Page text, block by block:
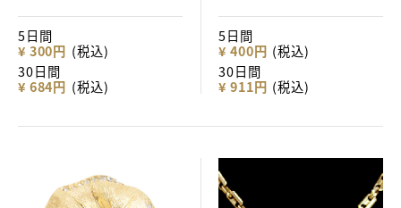
5日間
¥ 300円 (税込)
30日間
¥ 684円 (税込)
5日間
¥ 400円 (税込)
30日間
¥ 911円 (税込)